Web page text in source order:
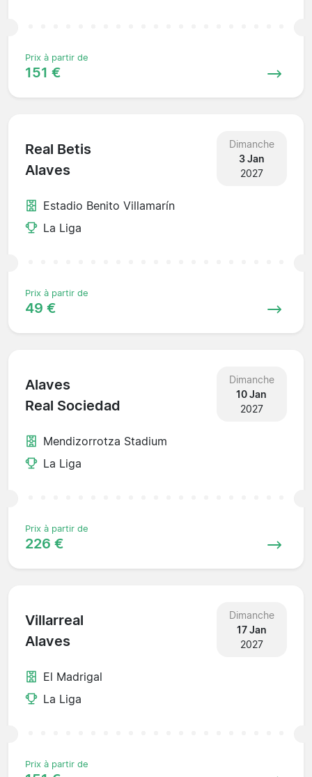
Prix à partir de
151 €
Real Betis
Alaves
Dimanche
3 Jan
2027
Estadio Benito Villamarín
La Liga
Prix à partir de
49 €
Alaves
Real Sociedad
Dimanche
10 Jan
2027
Mendizorrotza Stadium
La Liga
Prix à partir de
226 €
Villarreal
Alaves
Dimanche
17 Jan
2027
El Madrigal
La Liga
Prix à partir de